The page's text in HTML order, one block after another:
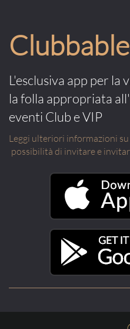
L'esclusiva app per
la folla appropriata
eventi Club e VIP
Leggi ulteriori informazioni su
possibilità di invitare e